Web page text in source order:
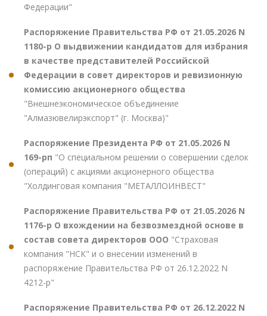
Федерации"
Распоряжение Правительства РФ от 21.05.2026 N
1180-р О выдвижении кандидатов для избрания
в качестве представителей Российской
Федерации в совет директоров и ревизионную
комиссию акционерного общества
"Внешнеэкономическое объединение
"Алмазювелирэкспорт" (г. Москва)"
Распоряжение Президента РФ от 21.05.2026 N
169-рп "О специальном решении о совершении сделок
(операций) с акциями акционерного общества
"Холдинговая компания "МЕТАЛЛОИНВЕСТ"
Распоряжение Правительства РФ от 21.05.2026 N
1176-р О вхождении на безвозмездной основе в
состав совета директоров ООО "Страховая
компания "НСК" и о внесении изменений в
распоряжение Правительства РФ от 26.12.2022 N
4212-р"
Распоряжение Правительства РФ от 26.12.2022 N